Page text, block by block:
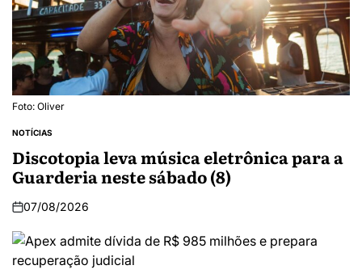
Foto: Oliver
NOTÍCIAS
Discotopia leva música eletrônica para a
Guarderia neste sábado (8)
07/08/2026